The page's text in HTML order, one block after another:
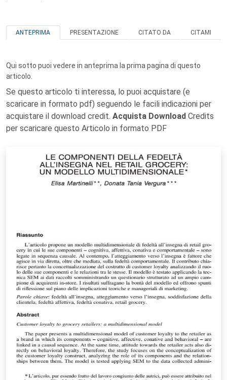
ANTEPRIMA PRESENTAZIONE CITATO DA CITAMI
Qui sotto puoi vedere in anteprima la prima pagina di questo
articolo.
Se questo articolo ti interessa, lo puoi acquistare (e
scaricare in formato pdf) seguendo le facili indicazioni per
acquistare il download credit. Acquista Download Credits
per scaricare questo Articolo in formato PDF